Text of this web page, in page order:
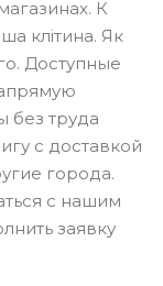
К
клітина. Як
Доступные
без труда
с доставкой
города.
с нашим
заявку